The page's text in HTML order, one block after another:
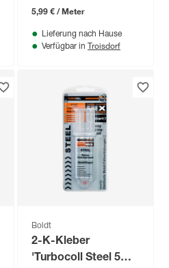
5,99 € / Meter
Lieferung nach Hause
Verfügbar in Troisdorf
Boldt
2-K-Kleber
'Turbocoll Steel 5